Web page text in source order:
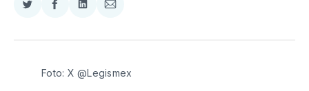
Compartir
Twitter
Compartir
Facebook
Compartir
LinkedIn
Compartir
Email
Foto: X @Legismex